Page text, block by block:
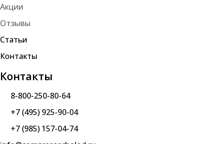
Акции
Отзывы
Статьи
Контакты
Контакты
8-800-250-80-64
+7 (495) 925-90-04
+7 (985) 157-04-74